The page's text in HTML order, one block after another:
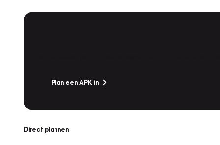
Plan een APK in
Direct plannen